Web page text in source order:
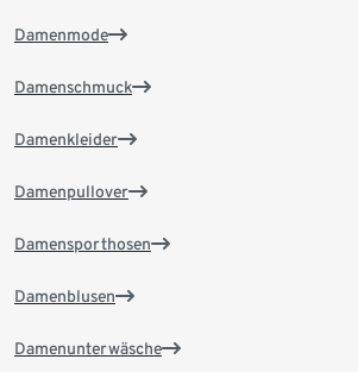
Damenmode
Damenschmuck
Damenkleider
Damenpullover
Damensporthosen
Damenblusen
Damenunterwäsche